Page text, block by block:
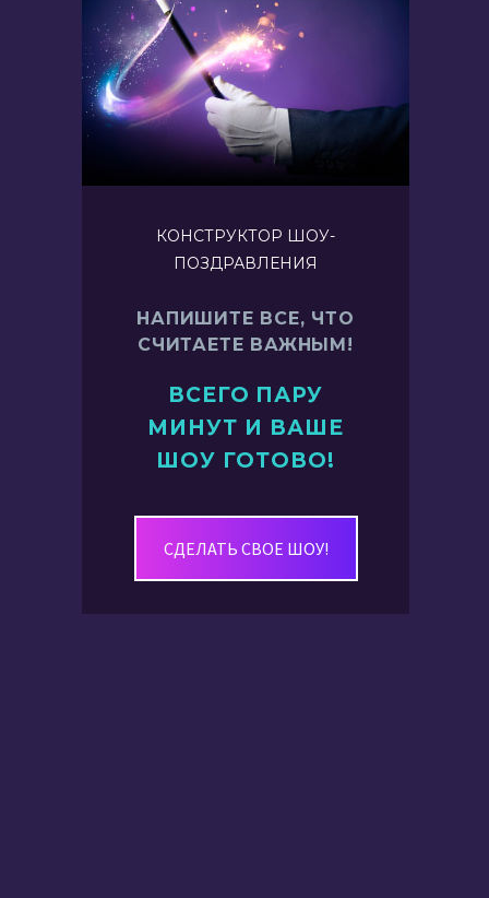
КОНСТРУКТОР ШОУ-
ПОЗДРАВЛЕНИЯ
НАПИШИТЕ ВСЕ, ЧТО
СЧИТАЕТЕ ВАЖНЫМ!
ВСЕГО ПАРУ
МИНУТ И ВАШЕ
ШОУ ГОТОВО!
СДЕЛАТЬ СВОЕ ШОУ!